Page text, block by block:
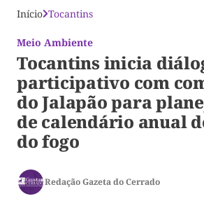
Início Tocantins
Meio Ambiente
Tocantins inicia
participativo com
do Jalapão para
de calendário anual
do fogo
Redação Gazeta do Cerrado